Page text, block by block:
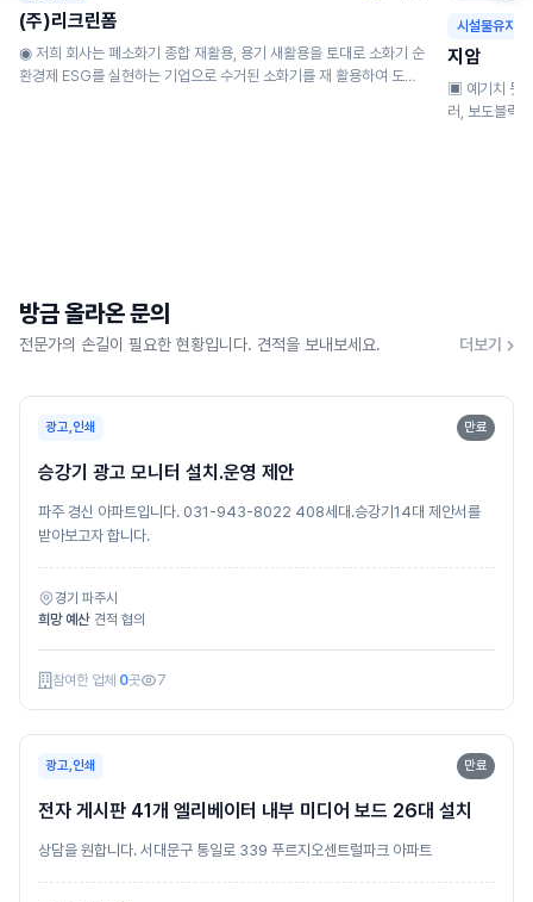
(주)리크린폼
◉ 저희 회사는 폐소화기 종합 재활용, 용기 새활용을 토대로 소화기 순
환경제 ESG를 실현하는 기업으로 수거된 소화기를 재 활용하여 도로
시설물유지
지암
▣ 예기치 못한 사고,
러, 보도블럭
방금 올라온 문의
전문가의 손길이 필요한 현황입니다. 견적을 보내보세요. 더보기
광고,인쇄 만료
승강기 광고 모니터 설치.운영 제안
파주 경신 아파트입니다. 031-943-8022 408세대.승강기14대 제안서를
받아보고자 합니다.
경기 파주시
희망 예산 견적 협의
참여한 업체 0곳 7
광고,인쇄 만료
전자 게시판 41개 엘리베이터 내부 미디어 보드 26대 설치
상담을 원합니다. 서대문구 통일로 339 푸르지오센트럴파크 아파트